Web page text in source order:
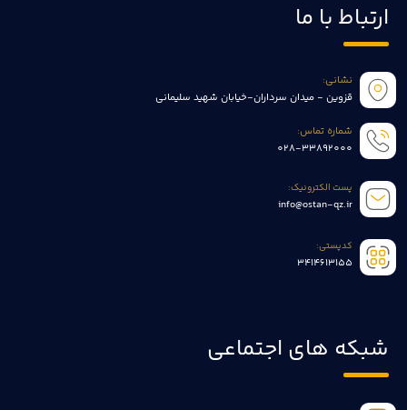
ارتباط با ما
نشانی:
قزوین - میدان سرداران-خیابان شهید سلیمانی
شماره تماس:
028-33892000
پست الکترونیک:
info@ostan-qz.ir
کدپستی:
3414613155
شبکه های اجتماعی